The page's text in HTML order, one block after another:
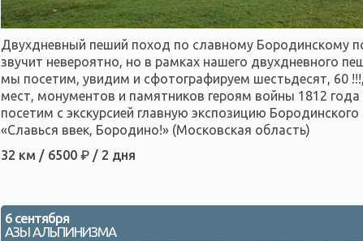
Двухдневный пеший поход по славному Бородинскому
звучит невероятно, но в рамках нашего двухдневного
мы посетим, увидим и сфотографируем шестьдесят, 60
мест, монументов и памятников героям войны 1812
посетим с экскурсией главную экспозицию Бородинского
«Славься ввек, Бородино!» (Московская область)
32 км / 6500 ₽ / 2 дня
6 сентября
АЗЫ АЛЬПИНИЗМА